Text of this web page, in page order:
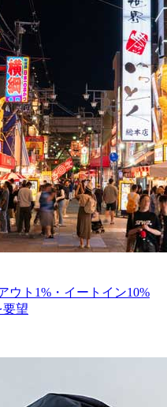
ウト1%・イートイン10%
望